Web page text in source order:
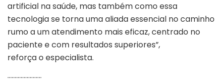
artificial na saúde, mas também como essa
tecnologia se torna uma aliada essencial no caminho
rumo a um atendimento mais eficaz, centrado no
paciente e com resultados superiores”,
reforça o especialista.
…………………..